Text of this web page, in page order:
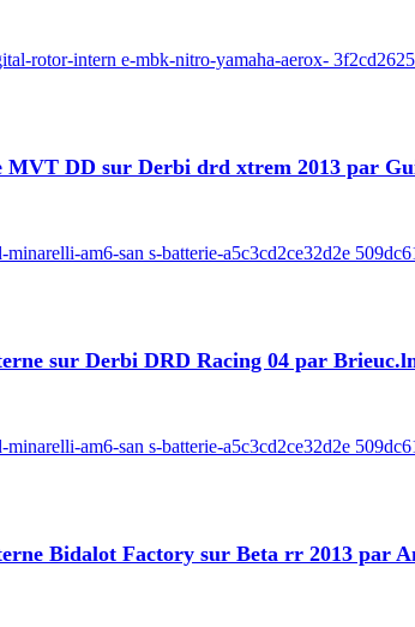
rotor-intern e-mbk-nitro-yamaha-aerox-
MVT DD sur Derbi drd xtrem 2013 par
am6-san s-batterie-a5c3cd2ce32d2e
sur Derbi DRD Racing 04 par
am6-san s-batterie-a5c3cd2ce32d2e
Bidalot Factory sur Beta rr 2013 par